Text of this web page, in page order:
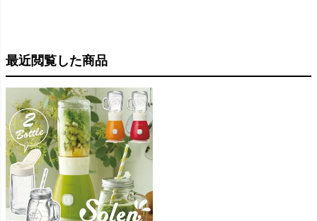
最近閲覧した商品